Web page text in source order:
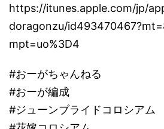
https://itunes.apple.com/jp/
doragonzu/
mpt=uo%3D4
#おーがちゃんねる
#おーが編成
#ジューンブライドコロシアム